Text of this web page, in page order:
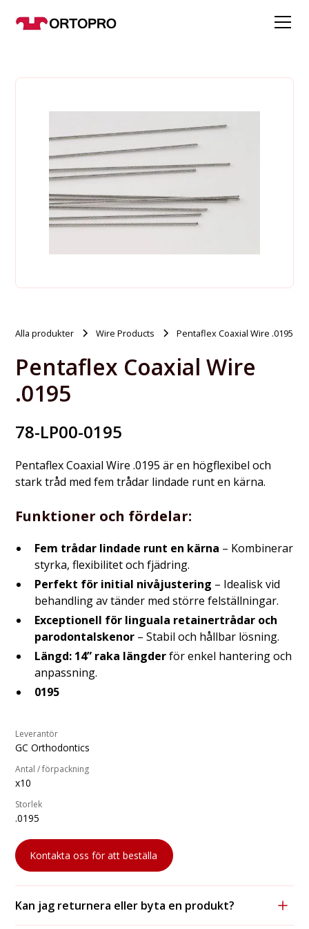
Alla produkter Wire Products Pentaflex Coaxial Wire .0195
Pentaflex Coaxial Wire
.0195
78-LP00-0195
Pentaflex Coaxial Wire .0195 är en högflexibel och
stark tråd med fem trådar lindade runt en kärna.
Funktioner och fördelar:
Fem trådar lindade runt en kärna – Kombinerar
styrka, flexibilitet och fjädring.
Perfekt för initial nivåjustering – Idealisk vid
behandling av tänder med större felställningar.
Exceptionell för linguala retainertrådar och
parodontalskenor – Stabil och hållbar lösning.
Längd: 14” raka längderför enkel hantering och
anpassning.
0195
Leverantör
GC Orthodontics
Antal / förpackning
x10
Storlek
.0195
Kontakta oss för att beställa
Kan jag returnera eller byta en produkt?